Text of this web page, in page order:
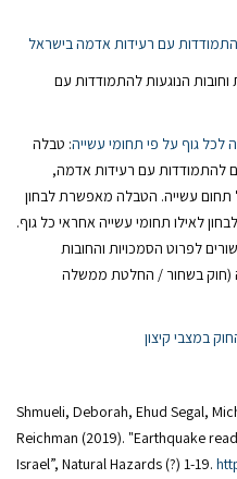
עם רעידות אדמה בישראל
וחובות הנוגעות להתמודדות עם
לכל גוף על פי תחומי עשייה: טבלה
להתמודדות עם רעידות אדמה,
תחום עשייה. הטבלה מאפשרת לבחון
לאילו תחומי עשייה אחראי כל גוף.
לפרוט הסמכויות והחובות
(חוק בשחור / החלטת ממשלה
במצבי קיצון
Shmueli, Deborah, Ehud Segal,
Reichman (2019). "Earthquake
Israel”, Natural Hazards (?) 1-19.